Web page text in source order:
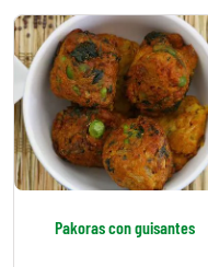
Pakoras con guisantes